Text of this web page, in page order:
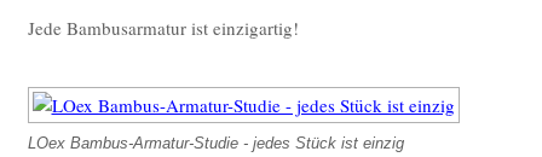
Jede Bambusarmatur ist einzigartig!
LOex Bambus-Armatur-Studie - jedes Stück ist einzig